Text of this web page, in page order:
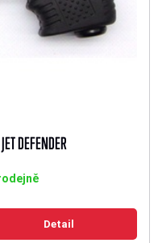
DEFENDER
Detail